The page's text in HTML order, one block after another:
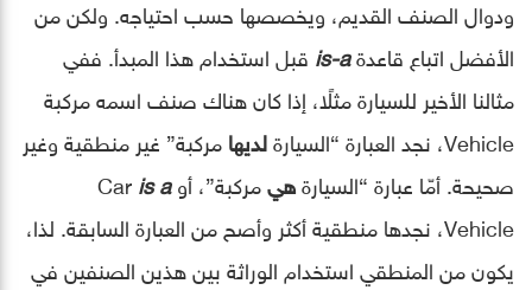
ودوال الصنف القديم، ويخصصها حسب احتياجه. ولكن من
الأفضل اتباع قاعدةis-a قبل استخدام هذا المبدأ. ففي
مثالنا الأخير للسيارة مثلًا، إذا كان هناك صنف اسمه مركبة
Vehicle، نجد العبارة “السيارة
لديهامركبة” غير منطقية وغير
صحيحة. أمّا عبارة “السيارةهيمركبة”، أو Caris a
Vehicle، نجدها منطقية أكثر وأصح من العبارة السابقة. لذا،
يكون من المنطقي استخدام الوراثة بين هذين الصنفين في